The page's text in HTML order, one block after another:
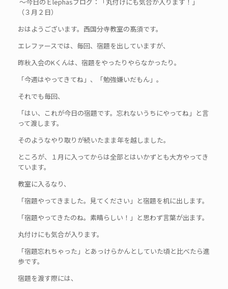
（３月２日）
おはようございます。西国分寺教室の髙須です。
エレファースでは、毎回、宿題を出していますが、
昨秋入会のKくんは、宿題をやったりやらなかったり。
「今週はやってきてね」、「勉強嫌いだもん」。
それでも毎回、
「はい、これが今日の宿題です。忘れないうちにやってね」と言
って渡します。
そのようなやり取りが続いたまま年を越しました。
ところが、１月に入ってからは全部とはいかずとも大方やってき
ています。
教室に入るなり、
「宿題やってきました。見てください」と宿題を机に出します。
「宿題やってきたのね。素晴らしい！」と思わず言葉が出ます。
丸付けにも気合が入ります。
「宿題忘れちゃった」とあっけらかんとしていた頃と比べたら進
歩です。
宿題を渡す際には、